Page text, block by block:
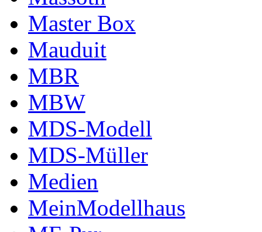
Master Box
Mauduit
MBR
MBW
MDS-Modell
MDS-Müller
Medien
MeinModellhaus